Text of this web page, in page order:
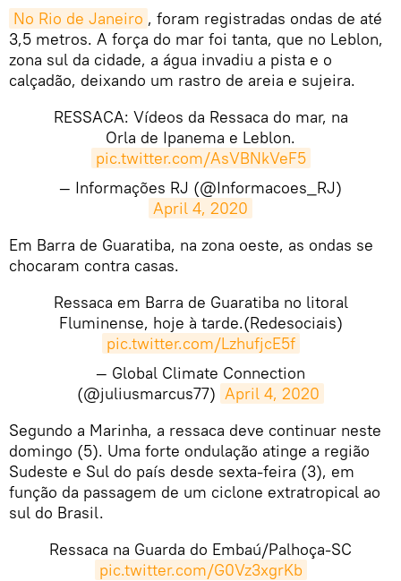
No Rio de Janeiro , foram registradas ondas de até
3,5 metros. A força do mar foi tanta, que no Leblon,
zona sul da cidade, a água invadiu a pista e o
calçadão, deixando um rastro de areia e sujeira.
RESSACA: Vídeos da Ressaca do mar, na
Orla de Ipanema e Leblon.
pic.twitter.com/AsVBNkVeF5
— Informações RJ (@Informacoes_RJ)
April 4, 2020
​Em Barra de Guaratiba, na zona oeste, as ondas se
chocaram contra casas.
Ressaca em Barra de Guaratiba no litoral
Fluminense, hoje à tarde.(Redesociais)
pic.twitter.com/LzhufjcE5f
— Global Climate Connection
(@juliusmarcus77) April 4, 2020
​Segundo a Marinha, a ressaca deve continuar neste
domingo (5). Uma forte ondulação atinge a região
Sudeste e Sul do país desde sexta-feira (3), em
função da passagem de um ciclone extratropical ao
sul do Brasil.
Ressaca na Guarda do Embaú/Palhoça-SC
pic.twitter.com/G0Vz3xgrKb